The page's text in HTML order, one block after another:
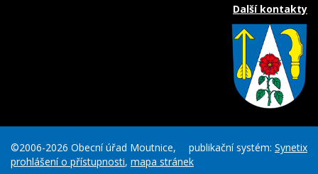
Další kontakty
publikační systém: Synetix
©2006-2026 Obecní úřad Moutnice,
prohlášení o přístupnosti, mapa stránek